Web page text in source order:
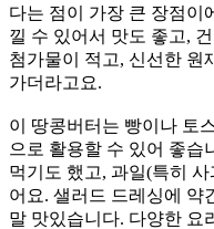
다는 점이 가장 큰 장점이
낄 수 있어서 맛도 좋고,
첨가물이 적고, 신선한 원
가더라고요.
이 땅콩버터는 빵이나 토
으로 활용할 수 있어 좋습
먹기도 했고, 과일(특히
어요. 샐러드 드레싱에 약
말 맛있습니다. 다양한 요